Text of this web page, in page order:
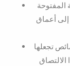
المفتوحة
أعماق
تجعلها